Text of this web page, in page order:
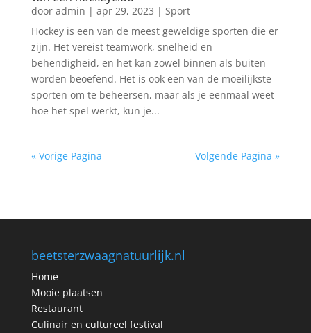
door admin | apr 29, 2023 | Sport
Hockey is een van de meest geweldige sporten die er
zijn. Het vereist teamwork, snelheid en
behendigheid, en het kan zowel binnen als buiten
worden beoefend. Het is ook een van de moeilijkste
sporten om te beheersen, maar als je eenmaal weet
hoe het spel werkt, kun je...
« Vorige Pagina Volgende Pagina »
beetsterzwaagnatuurlijk.nl
Home
Mooie plaatsen
Restaurant
Culinair en cultureel festival